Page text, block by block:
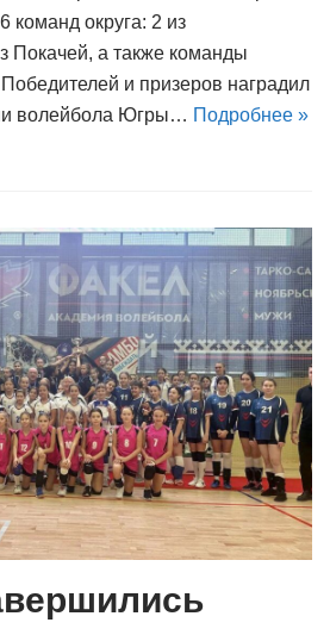
команд округа: 2 из
Покачей, а также команды
и призеров наградил
волейбола Югры… Подробнее »